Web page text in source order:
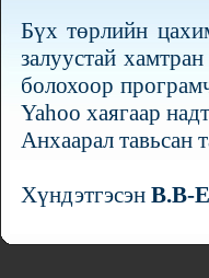
Бүх төрлийн
залуустай
болохоор
Yahoo хаягаар
Анхаарал тавьсан
Хүндэтгэсэн B.B-E